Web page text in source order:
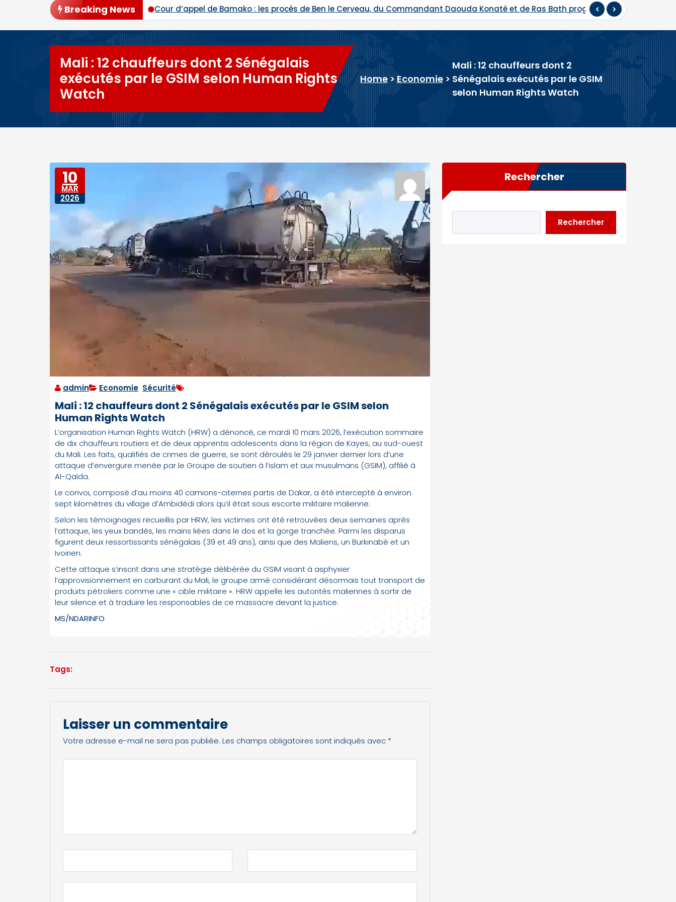
Breaking News
tour avec plus de 94 % des voix Cour d’appel de Bamako : les procès de Ben le Cerveau, du Commandant Daouda Konaté et de Ras Bath programmés
Mali : 12 chauffeurs dont 2 Sénégalais
exécutés par le GSIM selon Human Rights
Watch
Home> Economie>
Mali : 12 chauffeurs dont 2
Sénégalais exécutés par le GSIM
selon Human Rights Watch
10
MAR
2026
admin Economie Sécurité
Mali : 12 chauffeurs dont 2 Sénégalais exécutés par le GSIM selon
Human Rights Watch
L’organisation Human Rights Watch (HRW) a dénoncé, ce mardi 10 mars 2026, l’exécution sommaire
de dix chauffeurs routiers et de deux apprentis adolescents dans la région de Kayes, au sud-ouest
du Mali. Les faits, qualifiés de crimes de guerre, se sont déroulés le 29 janvier dernier lors d’une
attaque d’envergure menée par le Groupe de soutien à l’islam et aux musulmans (GSIM), affilié à
Al-Qaïda.
Le convoi, composé d’au moins 40 camions-citernes partis de Dakar, a été intercepté à environ
sept kilomètres du village d’Ambidédi alors qu’il était sous escorte militaire malienne.
Selon les témoignages recueillis par HRW, les victimes ont été retrouvées deux semaines après
l’attaque, les yeux bandés, les mains liées dans le dos et la gorge tranchée. Parmi les disparus
figurent deux ressortissants sénégalais (39 et 49 ans), ainsi que des Maliens, un Burkinabè et un
Ivoirien.
Cette attaque s’inscrit dans une stratégie délibérée du GSIM visant à asphyxier
l’approvisionnement en carburant du Mali, le groupe armé considérant désormais tout transport de
produits pétroliers comme une « cible militaire ». HRW appelle les autorités maliennes à sortir de
leur silence et à traduire les responsables de ce massacre devant la justice.
MS/NDARINFO
Tags:
Laisser un commentaire
Votre adresse e-mail ne sera pas publiée. Les champs obligatoires sont indiqués avec *
Rechercher
Rechercher